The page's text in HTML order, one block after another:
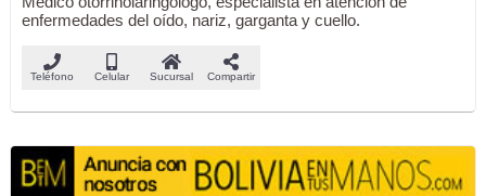
enfermedades del oído, nariz, garganta y cuello.
Teléfono Celular Sucursal Compartir